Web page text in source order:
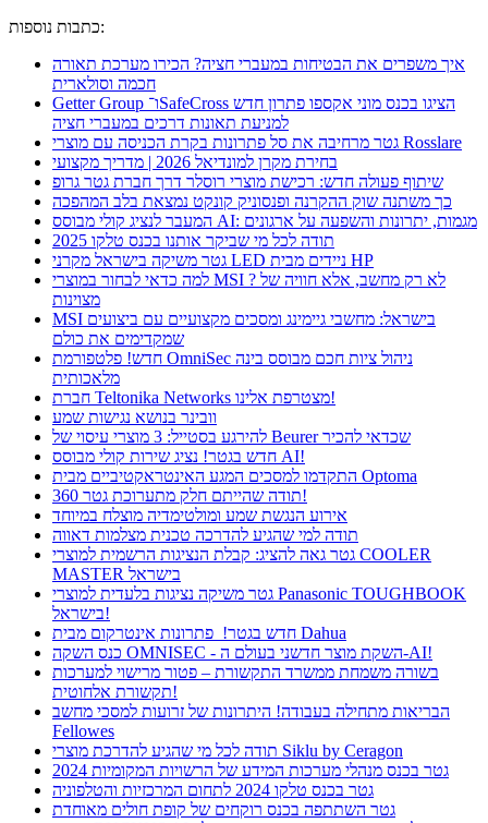
כתבות נוספות:
איך משפרים את הבטיחות במעברי חציה? הכירו מערכת תאורה
חכמה וסולארית
Getter Group ו־SafeCross הציגו בכנס מוני אקספו פתרון חדש
למניעת תאונות דרכים במעברי חציה
גטר מרחיבה את סל פתרונות בקרת הכניסה עם מוצרי Rosslare
בחירת מקרן למונדיאל 2026 | מדריך מקצועי
שיתוף פעולה חדש: רכישת מוצרי רוסלר דרך חברת גטר גרופ
כך משתנה שוק ההקרנה ופנסוניק קונקט נמצאת בלב המהפכה
המעבר לנציג קולי מבוסס AI: מגמות, יתרונות והשפעה על ארגונים
תודה לכל מי שביקר אותנו בכנס טלקו 2025
גטר משיקה בישראל מקרני LED ניידים מבית HP
למה כדאי לבחור במוצרי MSI ? לא רק מחשב, אלא חוויה של
מצוינות
MSI בישראל: מחשבי גיימינג ומסכים מקצועיים עם ביצועים
שמקדימים את כולם
חדש! פלטפורמת OmniSec ניהול ציות חכם מבוסס בינה
מלאכותית
חברת Teltonika Networks מצטרפת אלינו!
וובינר בנושא נגישות שמע
להירגע בסטייל: 3 מוצרי עיסוי של Beurer שכדאי להכיר
חדש בגטר! נציג שירות קולי מבוסס AI!
התקדמו למסכים המגע האינטראקטיביים מבית Optoma
תודה שהייתם חלק מתערוכת גטר 360!
אירוע הנגשת שמע ומולטימדיה מוצלח במיוחד
תודה למי שהגיע להדרכה טכנית מצלמות דאווה
גטר גאה להציג: קבלת הנציגות הרשמית למוצרי COOLER
MASTER בישראל
גטר משיקה נציגות בלעדית למוצרי Panasonic TOUGHBOOK
בישראל!
חדש בגטר! פתרונות אינטרקום מבית Dahua
כנס השקה OMNISEC - השקת מוצר חדשני בעולם ה-AI!
בשורה משמחת ממשרד התקשורת – פטור מרישוי למערכות
תקשורת אלחוטית!
הבריאות מתחילה בעבודה! היתרונות של זרועות למסכי מחשב
Fellowes
תודה לכל מי שהגיע להדרכת מוצרי Siklu by Ceragon
גטר בכנס מנהלי מערכות המידע של הרשויות המקומיות 2024
גטר בכנס טלקו 2024 לתחום המרכזיות והטלפוניה
גטר השתתפה בכנס רוקחים של קופת חולים מאוחדת